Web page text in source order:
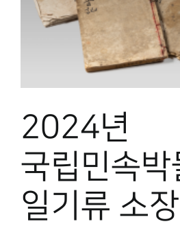
2024년
국립민속박
일기류 소